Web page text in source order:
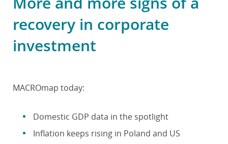
recovery in corporate
investment
MACROmap today:
Domestic GDP data in the spotlight
Inflation keeps rising in Poland and US